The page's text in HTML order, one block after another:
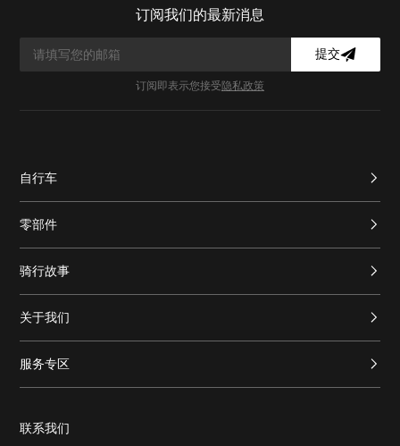
订阅我们的最新消息
提交
订阅即表示您接受 隐私政策
自行车
零部件
骑行故事
关于我们
服务专区
联系我们